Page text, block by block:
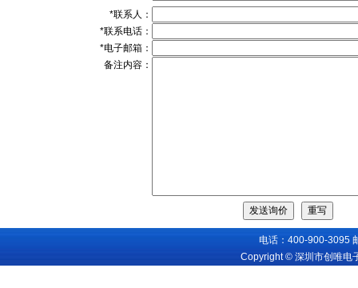
*联系人：
*联系电话：
*电子邮箱：
备注内容：
电话：400-900-3095
Copyright © 深圳市创唯电